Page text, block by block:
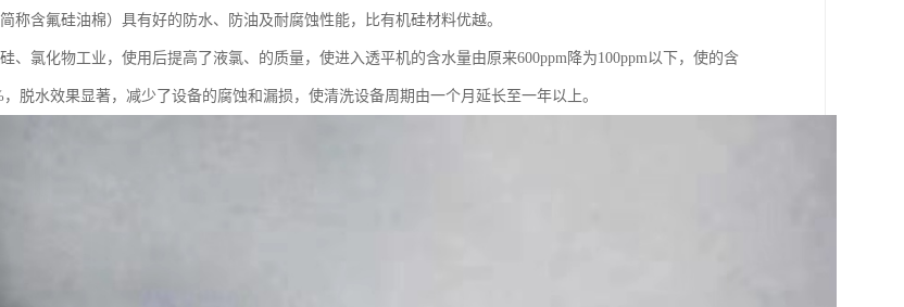
称含氟硅油棉）具有好的防水、防油及耐腐蚀性能，比有机硅材料优越。
、氯化物工业，使用后提高了液氯、的质量，使进入透平机的含水量由原来600ppm降为100ppm以下，使的含
，脱水效果显著，减少了设备的腐蚀和漏损，使清洗设备周期由一个月延长至一年以上。